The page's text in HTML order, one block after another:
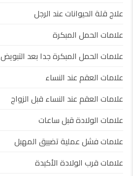
علاج قلة الحيوانات عند الرجل
علامات الحمل المبكرة
علامات الحمل المبكرة جدا بعد التبويض
علامات العقم عند النساء
علامات العقم عند النساء قبل الزواج
علامات الولادة قبل ساعات
علامات فشل عملية تضييق المهبل
علامات قرب الولادة الأكيدة